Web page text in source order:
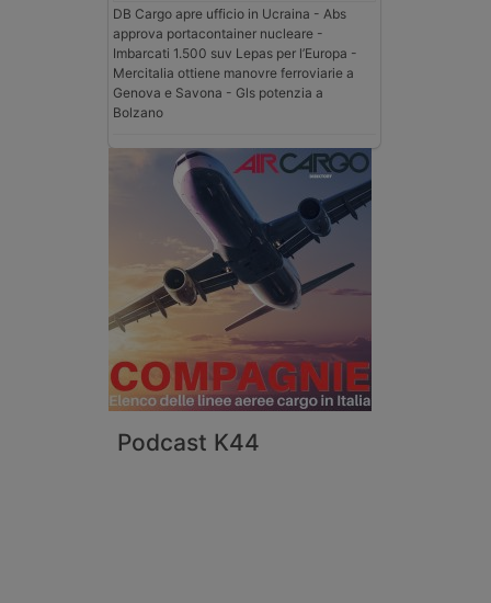
DB Cargo apre ufficio in Ucraina - Abs
approva portacontainer nucleare -
Imbarcati 1.500 suv Lepas per l’Europa -
Mercitalia ottiene manovre ferroviarie a
Genova e Savona - Gls potenzia a
Bolzano
Podcast K44